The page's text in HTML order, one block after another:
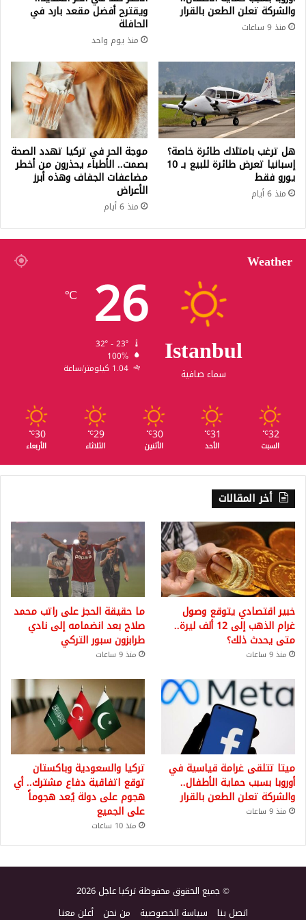
والشركة تعلن الطعن بالقرار
منذ 9 ساعات
ويقترح أفضل مقعد بارد في
الحافلة
منذ يوم واحد
هل ترغب بامتلاك طائرة خاصة؟
إسبانيا تعرض طائرة للبيع بـ 10
يورو فقط
منذ 6 أيام
موجة الحر في تركيا تهدد الصحة
بصمت.. الأطباء يحذرون من أخطر
مضاعفات الجفاف وهذه أبرز
الأعراض
منذ 6 أيام
Weather
Istanbul
سماء صافية
26
℃
100%
1.04 كيلومتر/ساعة
32
℃
السبت
31
℃
الأحد
30
℃
الأثنين
29
℃
الثلاثاء
30
℃
الأربعاء
أخر المقالات
خبير اقتصادي يتوقع وصول
غرام الذهب إلى 12 ألف ليرة..
متى يحدث ذلك؟
منذ 9 ساعات
ما حقيقة الحجز على راتب محمد
صلاح بعد انضمامه إلى نادي
طرابزون سبور التركي
منذ 9 ساعات
ميتا تتلقى غرامة قياسية في
أوروبا بسبب حماية الأطفال..
والشركة تعلن الطعن بالقرار
منذ 9 ساعات
تركيا والسعودية وباكستان
توقع اتفاقية دفاع مشترك.. أي
هجوم على دولة يُعد هجوماً
على الجميع
منذ 10 ساعات
© جميع الحقوق محفوظة تركيا عاجل 2026
اتصل بنا سياسة الخصوصية من نحن أعلن معنا